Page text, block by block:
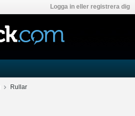
Logga in eller registrera dig
Rullar